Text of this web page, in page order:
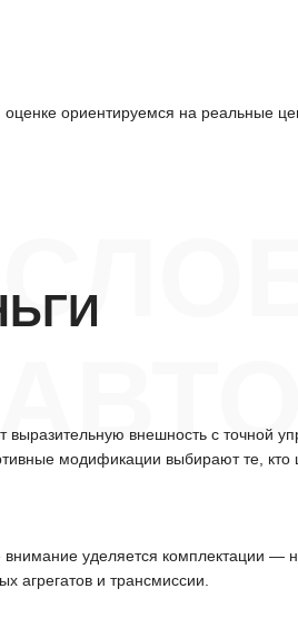
ориентируемся на реальные
внешность с точной
модификации выбирают те, кто
уделяется комплектации —
агрегатов и трансмиссии.